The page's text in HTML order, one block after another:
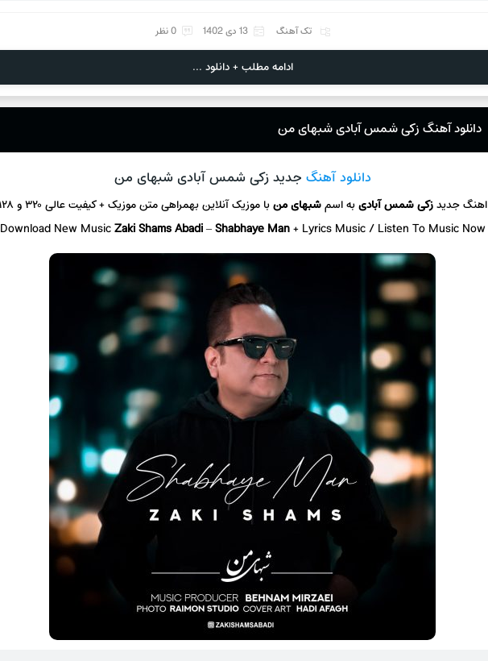
تک آهنگ 13 دی 1402 0 نظر
ادامه مطلب + دانلود ...
دانلود آهنگ زکی شمس آبادی شبهای من
دانلود آهنگ جدید زکی شمس آبادی شبهای من
اهنگ جدیدزکی شمس آبادیبه اسمشبهای منبا موزیک آنلاینبهمراهی متن موزیک + کیفیت عالی ۳۲۰ و ۱۲۸
Download New MusicZaki Shams Abadi–Shabhaye Man+ Lyrics Music / Listen To Music Now